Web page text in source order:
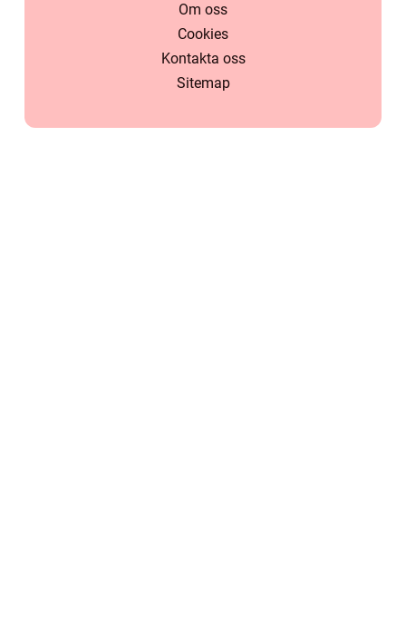
Om oss
Cookies
Kontakta oss
Sitemap